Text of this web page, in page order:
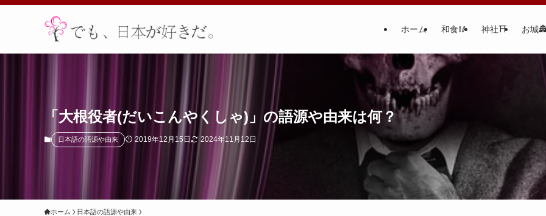
ホーム 和食🥢 神社⛩ お城
「大根役者(だいこんやくしゃ)」の語源や由来は何？
日本語の語源や由来 2019年12月15日 2024年11月12日
ホーム 日本語の語源や由来